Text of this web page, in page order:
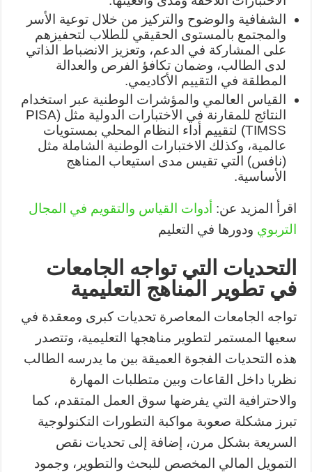
الشفافية والوضوح والتركيز من خلال توعية الأسر
والمجتمع بالمستوى الحقيقي للطلاب لتحفيزهم
على المشاركة في الدعم، وتعزيز الانضباط الذاتي
لدى الطالب، وضمان تكافؤ الفرص والعدالة
المطلقة في التقييم الأكاديمي.
القياس العالمي والمؤشرات الوطنية عبر استخدام
النتائج للمقارنة في الاختبارات الدولية مثل (PISA
TIMSS) لتقييم أداء النظام المحلي بمستويات
عالمية، وكذلك الاختبارات الوطنية الشاملة مثل
(نافس) التي تقيس مدى استيعاب المناهج
الأساسية.
اقرأ المزيد عن: أدوات القياس والتقويم في المجال
التربوي ودورها في التعليم
التحديات التي تواجه الجامعات
في تطوير المناهج التعليمية
تواجه الجامعات المعاصرة تحديات كبرى ومعقدة في
سعيها المستمر لتطوير مناهجها التعليمية، وتتصدر
هذه التحديات الفجوة العميقة بين ما يدرسه الطالب
نظريا داخل القاعات وبين متطلبات المهارة
والاحترافية التي يفرضها سوق العمل المتقدم، كما
تبرز مشكلة صعوبة مواكبة التطورات التكنولوجية
السريعة بشكل مرن، إضافة إلى تحديات نقص
التمويل المالي المخصص للبحث والتطوير، وجمود